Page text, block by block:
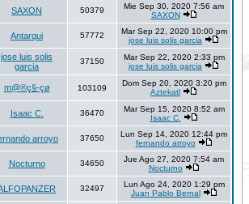
SAXON 50379
Mie Sep 30, 2020 7:56 am
SAXON
Antarqui 57772
Mar Sep 22, 2020 10:00 pm
jose luis solis garcia
jose luis solis
garcia
37150
Mar Sep 22, 2020 2:33 pm
jose luis solis garcia
m@®ç§-çø 103109
Dom Sep 20, 2020 3:20 pm
Aztekatl
Isaac C. 36470
Mar Sep 15, 2020 8:52 am
Isaac C.
arroyo 37650
Lun Sep 14, 2020 12:44 pm
fernando arroyo
Nocturno 34650
Jue Ago 27, 2020 7:54 am
Nocturno
32497
Lun Ago 24, 2020 1:29 pm
Juan Pablo Bernal